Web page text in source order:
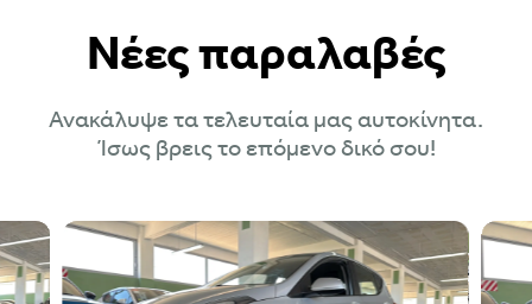
Νέες παραλαβές
Ανακάλυψε τα τελευταία μας αυτοκίνητα.
Ίσως βρεις το επόμενο δικό σου!